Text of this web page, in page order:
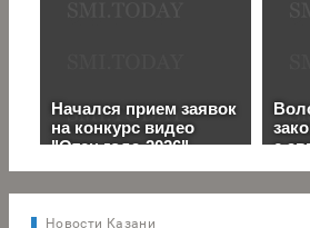
Новости Казани